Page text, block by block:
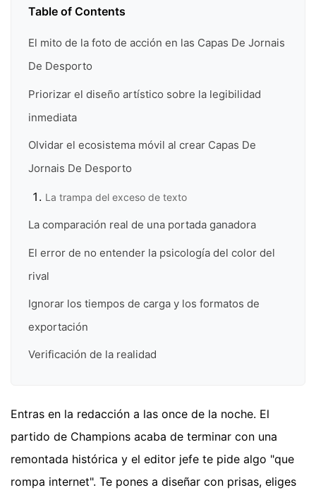
Table of Contents
El mito de la foto de acción en las Capas De Jornais
De Desporto
Priorizar el diseño artístico sobre la legibilidad
inmediata
Olvidar el ecosistema móvil al crear Capas De
Jornais De Desporto
La trampa del exceso de texto
La comparación real de una portada ganadora
El error de no entender la psicología del color del
rival
Ignorar los tiempos de carga y los formatos de
exportación
Verificación de la realidad
Entras en la redacción a las once de la noche. El
partido de Champions acaba de terminar con una
remontada histórica y el editor jefe te pide algo "que
rompa internet". Te pones a diseñar con prisas, eliges